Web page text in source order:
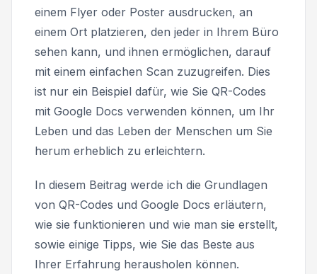
einem Flyer oder Poster ausdrucken, an
einem Ort platzieren, den jeder in Ihrem Büro
sehen kann, und ihnen ermöglichen, darauf
mit einem einfachen Scan zuzugreifen. Dies
ist nur ein Beispiel dafür, wie Sie QR-Codes
mit Google Docs verwenden können, um Ihr
Leben und das Leben der Menschen um Sie
herum erheblich zu erleichtern.
In diesem Beitrag werde ich die Grundlagen
von QR-Codes und Google Docs erläutern,
wie sie funktionieren und wie man sie erstellt,
sowie einige Tipps, wie Sie das Beste aus
Ihrer Erfahrung herausholen können.